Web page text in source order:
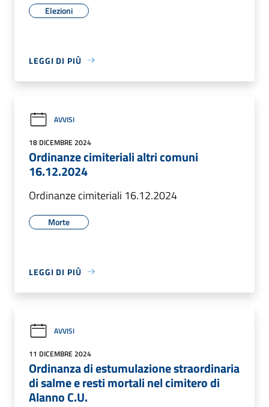
Elezioni
LEGGI DI PIÙ
AVVISI
18 DICEMBRE 2024
Ordinanze cimiteriali altri comuni
16.12.2024
Ordinanze cimiteriali 16.12.2024
Morte
LEGGI DI PIÙ
AVVISI
11 DICEMBRE 2024
Ordinanza di estumulazione straordinaria
di salme e resti mortali nel cimitero di
Alanno C.U.